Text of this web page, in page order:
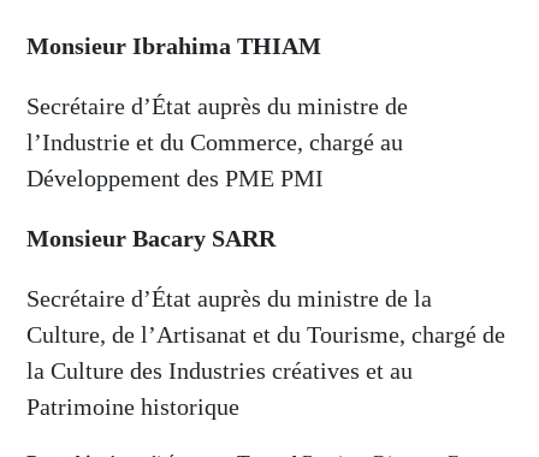
Monsieur Ibrahima THIAM
Secrétaire d’État auprès du ministre de
l’Industrie et du Commerce, chargé au
Développement des PME PMI
Monsieur Bacary SARR
Secrétaire d’État auprès du ministre de la
Culture, de l’Artisanat et du Tourisme, chargé de
la Culture des Industries créatives et au
Patrimoine historique